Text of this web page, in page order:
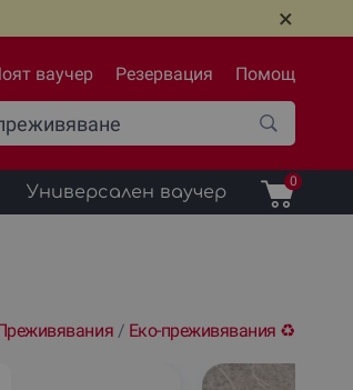
×
ваучер Резервация Помощ
Универсален ваучер
0
/ Еко-преживявания ♻️